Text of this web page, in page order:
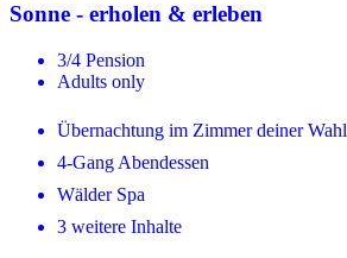
Sonne - erholen & erleben
3/4 Pension
Adults only
Übernachtung im Zimmer deiner Wahl
4-Gang Abendessen
Wälder Spa
3 weitere Inhalte